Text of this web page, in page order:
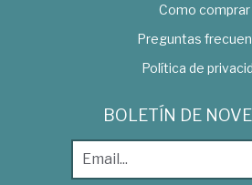
Como comprar
Preguntas
Política de
BOLETÍN DE